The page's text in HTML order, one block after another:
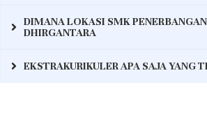
DIMANA LOKASI SMK
DHIRGANTARA
EKSTRAKURIKULER APA SAJA YANG